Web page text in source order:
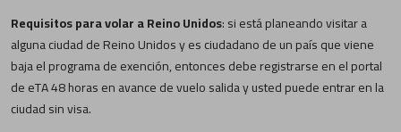
Requisitos para volar a Reino Unidos: si está planeando visitar a
alguna ciudad de Reino Unidos y es ciudadano de un país que viene
baja el programa de exención, entonces debe registrarse en el portal
de eTA 48 horas en avance de vuelo salida y usted puede entrar en la
ciudad sin visa.